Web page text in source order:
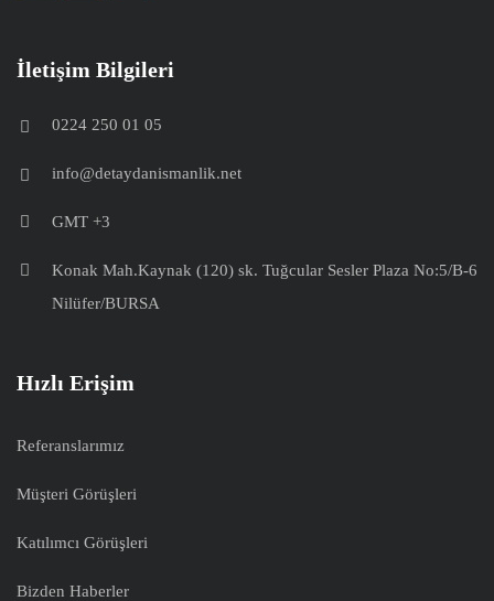
İletişim Bilgileri
0224 250 01 05
info@detaydanismanlik.net
GMT +3
Konak Mah.Kaynak (120) sk. Tuğcular Sesler Plaza No:5/B-6
Nilüfer/BURSA
Hızlı Erişim
Referanslarımız
Müşteri Görüşleri
Katılımcı Görüşleri
Bizden Haberler